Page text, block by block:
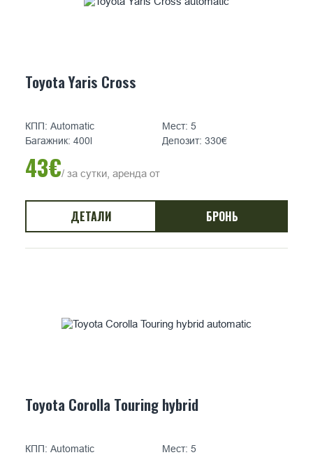
Toyota Yaris Cross
КПП: Automatic
Мест: 5
Багажник: 400l
Депозит: 330€
43€/ за сутки, аренда от
ДЕТАЛИ БРОНЬ
Toyota Corolla Touring hybrid
КПП: Automatic
Мест: 5